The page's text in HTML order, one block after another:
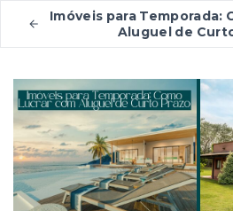
Imóveis para Temporada:
Aluguel de